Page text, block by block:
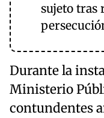
sujeto tras
Durante la
Ministerio
contundentes